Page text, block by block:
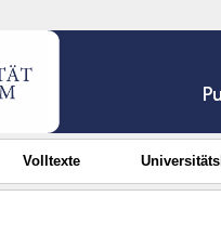
Volltexte